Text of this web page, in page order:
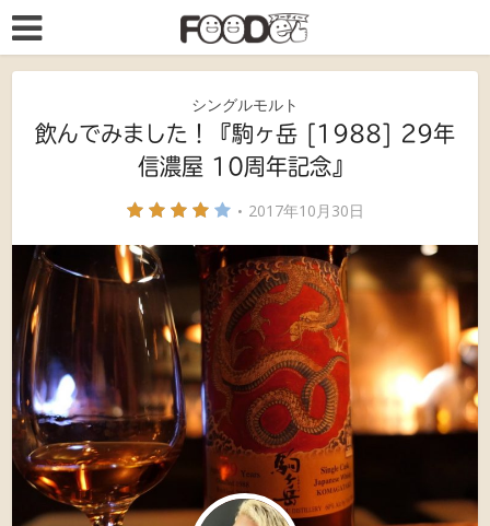
シングルモルト
飲んでみました！『駒ヶ岳 [1988] 29年
信濃屋 10周年記念』
2017年10月30日